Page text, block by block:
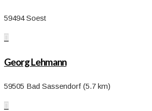
59494 Soest

Georg Lehmann
59505 Bad Sassendorf (5.7 km)
